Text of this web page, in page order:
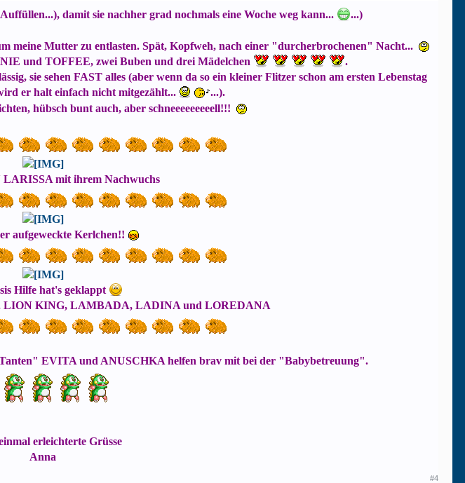
damit sie nachher grad nochmals eine Woche weg kann... ...)
meine Mutter zu entlasten. Spät, Kopfweh, nach einer "durcherbrochenen" Nacht...
und TOFFEE, zwei Buben und drei Mädelchen
.
sie sehen FAST alles (aber wenn da so ein kleiner Flitzer schon am ersten Lebenstag
er halt einfach nicht mitgezählt...
...).
hübsch bunt auch, aber schneeeeeeeeell!!!
mit ihrem Nachwuchs
aufgeweckte Kerlchen!!
Hilfe hat's geklappt
LION KING, LAMBADA, LADINA und LOREDANA
EVITA und ANUSCHKA helfen brav mit bei der "Babybetreuung".
erleichterte Grüsse
Anna​
#4